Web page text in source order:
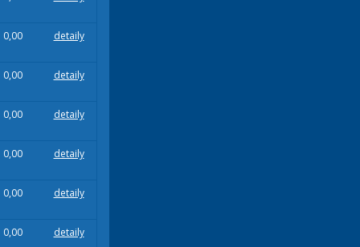
0,00 detaily
0,00 detaily
0,00 detaily
0,00 detaily
0,00 detaily
0,00 detaily